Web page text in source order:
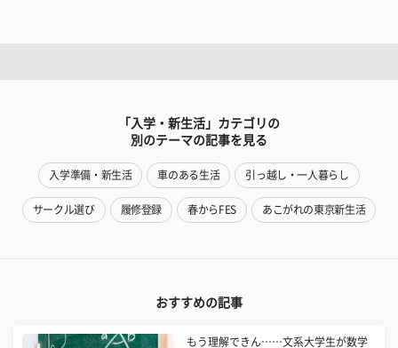
「入学・新生活」カテゴリの
別のテーマの記事を見る
入学準備・新生活 車のある生活 引っ越し・一人暮らし
サークル選び 履修登録 春からFES あこがれの東京新生活
おすすめの記事
もう理解できん……文系大学生が数学